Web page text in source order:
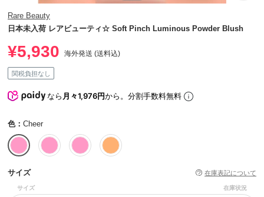
Rare Beauty
日本未入荷 レアビューティ☆ Soft Pinch Luminous Powder Blush
¥5,930 海外発送 (送料込)
関税負担なし
なら月々1,976円から。分割手数料無料
色： Cheer
サイズ 在庫表記について
サイズ 在庫状況